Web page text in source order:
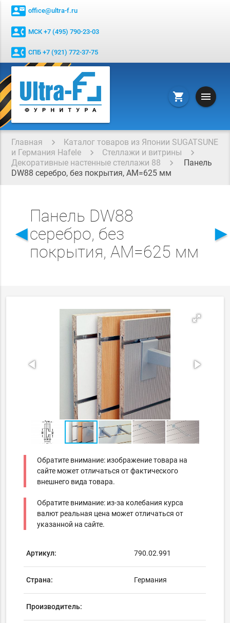
contact_mail office@ultra-f.ru
contact_phone МСК +7 (495) 790-23-03
contact_phone СПБ +7 (921) 772-37-75
shopping_cart menu
Главная
Каталог товаров из Японии SUGATSUNE
и Германия Hafele
Стеллажи и витрины
Декоративные настенные стеллажи 88
Панель
DW88 серебро, без покрытия, АМ=625 мм
◄
Панель DW88
серебро, без
покрытия, АМ=625 мм
Обратите внимание: изображение товара на
сайте может отличаться от фактического
внешнего вида товара.
Обратите внимание: из-за колебания курса
валют реальная цена может отличаться от
указанной на сайте.
Артикул: 790.02.991
Страна: Германия
Производитель: